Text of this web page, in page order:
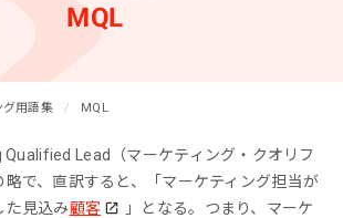
MQL
グ用語集 MQL
Lead（マーケティング・クオリフ
略で、直訳すると、「マーケティング担当が
た見込み顧客
」となる。つまり、マーケ